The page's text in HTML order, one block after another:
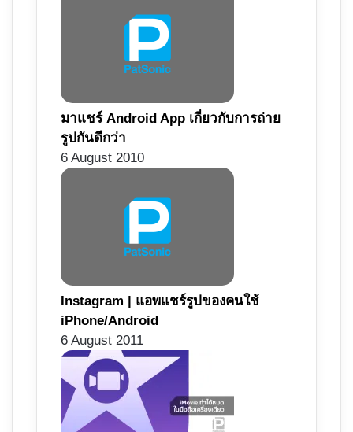
มาแชร์ Android App เกี่ยวกับการถ่าย
รูปกันดีกว่า
6 August 2010
Instagram | แอพแชร์รูปของคนใช้
iPhone/Android
6 August 2011